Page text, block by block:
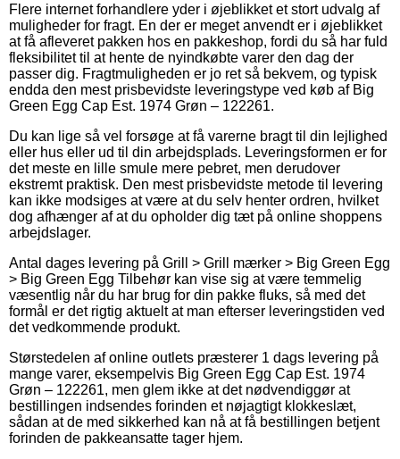
Flere internet forhandlere yder i øjeblikket et stort udvalg af
muligheder for fragt. En der er meget anvendt er i øjeblikket
at få afleveret pakken hos en pakkeshop, fordi du så har fuld
fleksibilitet til at hente de nyindkøbte varer den dag der
passer dig. Fragtmuligheden er jo ret så bekvem, og typisk
endda den mest prisbevidste leveringstype ved køb af Big
Green Egg Cap Est. 1974 Grøn – 122261.
Du kan lige så vel forsøge at få varerne bragt til din lejlighed
eller hus eller ud til din arbejdsplads. Leveringsformen er for
det meste en lille smule mere pebret, men derudover
ekstremt praktisk. Den mest prisbevidste metode til levering
kan ikke modsiges at være at du selv henter ordren, hvilket
dog afhænger af at du opholder dig tæt på online shoppens
arbejdslager.
Antal dages levering på Grill > Grill mærker > Big Green Egg
> Big Green Egg Tilbehør kan vise sig at være temmelig
væsentlig når du har brug for din pakke fluks, så med det
formål er det rigtig aktuelt at man efterser leveringstiden ved
det vedkommende produkt.
Størstedelen af online outlets præsterer 1 dags levering på
mange varer, eksempelvis Big Green Egg Cap Est. 1974
Grøn – 122261, men glem ikke at det nødvendiggør at
bestillingen indsendes forinden et nøjagtigt klokkeslæt,
sådan at de med sikkerhed kan nå at få bestillingen betjent
forinden de pakkeansatte tager hjem.